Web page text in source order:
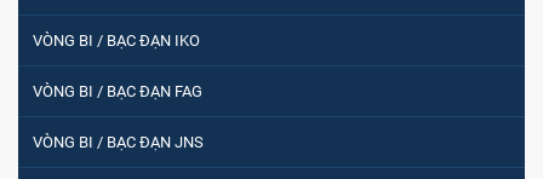
VÒNG BI / BẠC ĐẠN IKO
VÒNG BI / BẠC ĐẠN FAG
VÒNG BI / BẠC ĐẠN JNS